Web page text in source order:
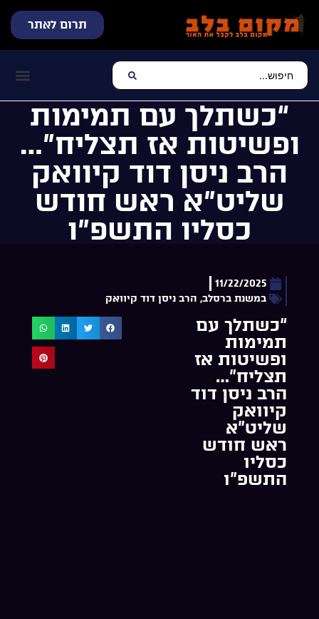
תרום לאתר
“כשתלך עם תמימות
ופשיטות אז תצליח”…
הרב ניסן דוד קיוואק
שליט”א ראש חודש
כסליו התשפ”ו
11/22/2025
במשנת ברסלב, הרב ניסן דוד קיוואק
“כשתלך עם
תמימות
ופשיטות אז
תצליח”…
הרב ניסן דוד
קיוואק
שליט”א
ראש חודש
כסליו
התשפ”ו